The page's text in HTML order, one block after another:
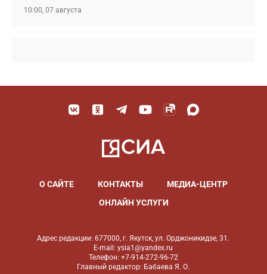
10:00, 07 августа
О САЙТЕ КОНТАКТЫ
МЕДИА-ЦЕНТР
ОНЛАЙН УСЛУГИ
Адрес редакции: 677000, г. Якутск, ул. Орджоникидзе, 31.
E-mail: ysia1@yandex.ru
Телефон: +7-914-272-96-72
Главный редактор: Бабаева Я. О.